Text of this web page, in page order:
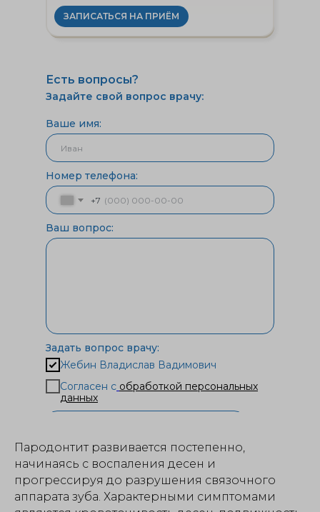
Ваше имя:
Номер телефона:
+7
Ваш вопрос:
Задать вопрос врачу:
Жебин Владислав Вадимович
Согласен с обработкой персональных
данных
ЗАПИСАТЬСЯ НА ПРИЁМ
Задайте свой вопрос врачу:
Есть вопросы?
Пародонтит развивается постепенно,
начинаясь с воспаления десен и
прогрессируя до разрушения связочного
аппарата зуба. Характерными симптомами